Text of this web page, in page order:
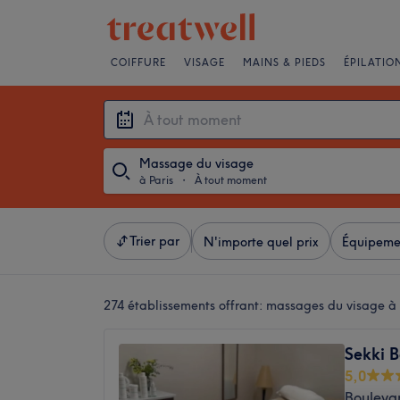
COIFFURE VISAGE MAINS & PIEDS ÉPILATION
Massage du visage
à Paris ・ À tout moment
Trier par N'importe quel prix
274 établissements offrant: massages du visage à
Sekki
5,0